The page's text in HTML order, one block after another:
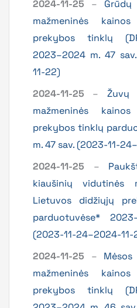
2024-11-25 –
mažmeninės
prekybos tinklų
2023–2024 m. 47
11-22)
2024-11-25 – Žuvų
mažmeninės
prekybos tinklų
m. 47 sav. (2023-11-
2024-11-25 –
kiaušinių vidutinės
Lietuvos didžiųjų
parduotuvėse*
(2023-11-24–2024-11-
2024-11-25 –
mažmeninės
prekybos tinklų